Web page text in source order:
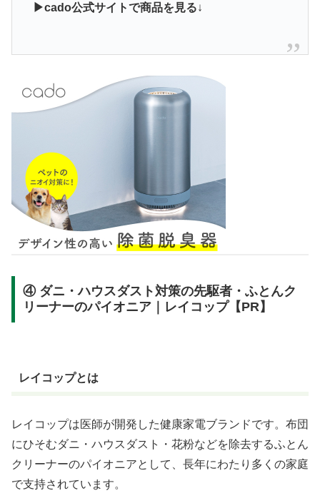
▶cado公式サイトで商品を見る↓
④ ダニ・ハウスダスト対策の先駆者・ふとんク
リーナーのパイオニア｜レイコップ【PR】
レイコップとは
レイコップは医師が開発した健康家電ブランドです。布団
にひそむダニ・ハウスダスト・花粉などを除去するふとん
クリーナーのパイオニアとして、長年にわたり多くの家庭
で支持されています。